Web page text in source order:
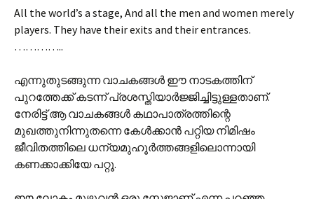
All the world’s a stage, And all the men and women merely
players. They have their exits and their entrances.
…………..
എന്നുതുടങ്ങുന്ന വാചകങ്ങള്‍ ഈ നാടകത്തിന്
പുറത്തേക്ക് കടന്ന് പ്രശസ്തിയാര്‍ജ്ജിച്ചിട്ടുള്ളതാണ്.
നേരിട്ട് ആ വാചകങ്ങള്‍ കഥാപാത്രത്തിന്റെ
മുഖത്തുനിന്നുതന്നെ കേള്‍ക്കാന്‍ പറ്റിയ നിമിഷം
ജീവിതത്തിലെ ധന്യമുഹൂര്‍ത്തങ്ങളിലൊന്നായി
കണക്കാക്കിയേ പറ്റൂ.